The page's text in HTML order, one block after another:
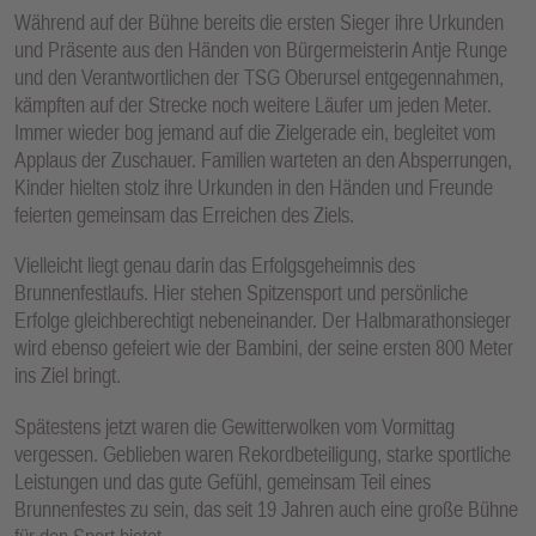
Während auf der Bühne bereits die ersten Sieger ihre Urkunden
und Präsente aus den Händen von Bürgermeisterin Antje Runge
und den Verantwortlichen der TSG Oberursel entgegennahmen,
kämpften auf der Strecke noch weitere Läufer um jeden Meter.
Immer wieder bog jemand auf die Zielgerade ein, begleitet vom
Applaus der Zuschauer. Familien warteten an den Absperrungen,
Kinder hielten stolz ihre Urkunden in den Händen und Freunde
feierten gemeinsam das Erreichen des Ziels.
Vielleicht liegt genau darin das Erfolgsgeheimnis des
Brunnenfestlaufs. Hier stehen Spitzensport und persönliche
Erfolge gleichberechtigt nebeneinander. Der Halbmarathonsieger
wird ebenso gefeiert wie der Bambini, der seine ersten 800 Meter
ins Ziel bringt.
Spätestens jetzt waren die Gewitterwolken vom Vormittag
vergessen. Geblieben waren Rekordbeteiligung, starke sportliche
Leistungen und das gute Gefühl, gemeinsam Teil eines
Brunnenfestes zu sein, das seit 19 Jahren auch eine große Bühne